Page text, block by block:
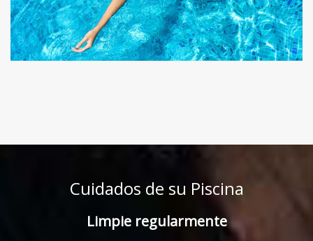
Cuidados de su Piscina
Limpie regularmente